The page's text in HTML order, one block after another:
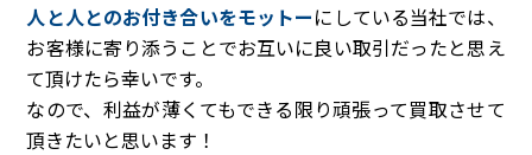
人と人とのお付き合いをモットーにしている当社では、
お客様に寄り添うことでお互いに良い取引だったと思え
て頂けたら幸いです。
なので、利益が薄くてもできる限り頑張って買取させて
頂きたいと思います！